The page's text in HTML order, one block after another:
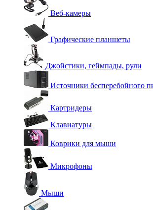
Веб-камеры
Графические планшеты
Джойстики, геймпады, рули
Источники бесперебойного
Картридеры
Клавиатуры
Коврики для мыши
Микрофоны
Мыши